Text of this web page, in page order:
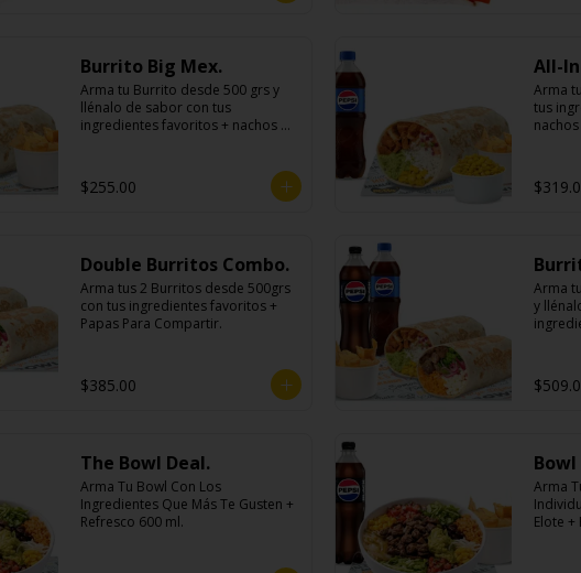
Burrito Big Mex.
Arma tu Burrito desde 500 grs y
llénalo de sabor con tus
ingredientes favoritos + nachos
$255.00
All-
Arma
tus
Double Burritos Combo.
Arma tus 2 Burritos desde 500grs
con tus ingredientes favoritos +
Papas Para Compartir.
$385.00
Arma
y
The Bowl Deal.
Arma Tu Bowl Con Los
Ingredientes Que Más Te Gusten +
Refresco 600 ml.
Bowl
Arma
Elote +